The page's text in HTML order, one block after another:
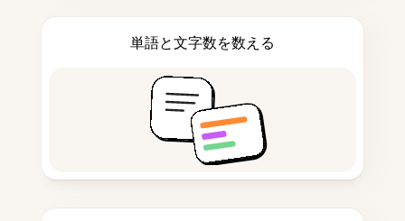
単語と文字数を数える